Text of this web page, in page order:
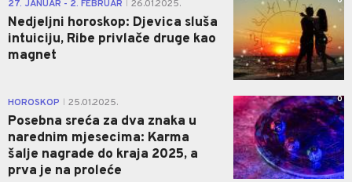
27. JANUAR - 2. FEBRUAR 26.01.2025.
Nedjeljni horoskop: Djevica sluša
intuiciju, Ribe privlače druge kao
magnet
HOROSKOP 25.01.2025.
Posebna sreća za dva znaka u
narednim mjesecima: Karma
šalje nagrade do kraja 2025, a
prva je na proleće
0